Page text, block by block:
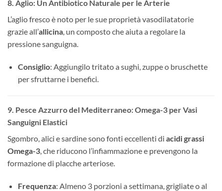
8. Aglio: Un Antibiotico Naturale per le Arterie
L’aglio fresco è noto per le sue proprietà vasodilatatorie
grazie all’allicina, un composto che aiuta a regolare la
pressione sanguigna.
Consiglio: Aggiungilo tritato a sughi, zuppe o bruschette
per sfruttarne i benefici.
9. Pesce Azzurro del Mediterraneo: Omega-3 per Vasi
Sanguigni Elastici
Sgombro, alici e sardine sono fonti eccellenti di acidi grassi
Omega-3, che riducono l’infiammazione e prevengono la
formazione di placche arteriose.
Frequenza: Almeno 3 porzioni a settimana, grigliate o al